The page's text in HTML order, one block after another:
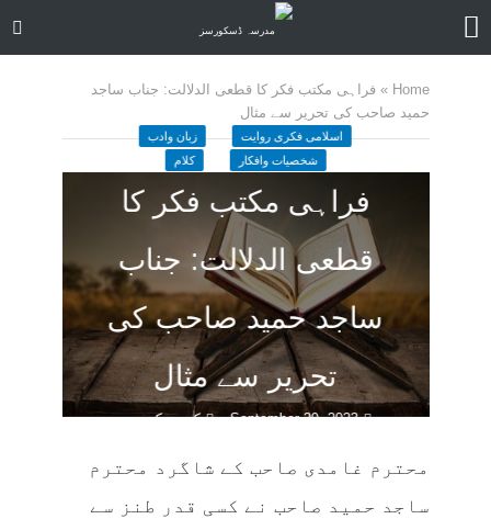
Home
»فراہی مکتب فکر کا قطعی الدلالت: جناب ساجد
حمید صاحب کی تحریر سے مثال
اسلامی فکری روایت
زبان وادب
شخصیات وافکار
کلام
فراہی مکتب فکر کا
قطعی الدلالت: جناب
ساجد حمید صاحب کی
تحریر سے مثال
September 29, 2023
کمنت کیجے
محترم غامدی صاحب کے شاگرد محترم
ساجد حمید صاحب نے کسی قدر طنز سے